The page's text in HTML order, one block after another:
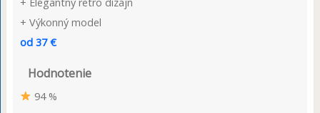
+ Výkonný model
od 37 €
Hodnotenie
94 %